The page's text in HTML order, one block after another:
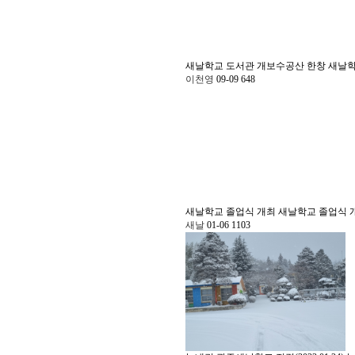
새날학교 도서관 개보수공산 한창 새날
이천영 09-09 648
새날학교 졸업식 개최 새날학교 졸업식
새날 01-06 1103